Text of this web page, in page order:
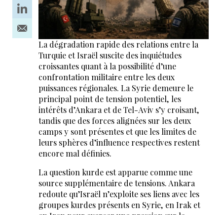
La dégradation rapide des relations entre la
Turquie et Israël suscite des inquiétudes
croissantes quant à la possibilité d’une
confrontation militaire entre les deux
puissances régionales. La Syrie demeure le
principal point de tension potentiel, les
intérêts d’Ankara et de Tel-Aviv s’y croisant,
tandis que des forces alignées sur les deux
camps y sont présentes et que les limites de
leurs sphères d’influence respectives restent
encore mal définies.
La question kurde est apparue comme une
source supplémentaire de tensions. Ankara
redoute qu’Israël n’exploite ses liens avec les
groupes kurdes présents en Syrie, en Irak et